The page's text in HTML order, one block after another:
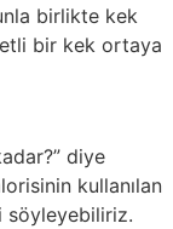
birlikte kek
bir kek ortaya
diye
kullanılan
söyleyebiliriz.